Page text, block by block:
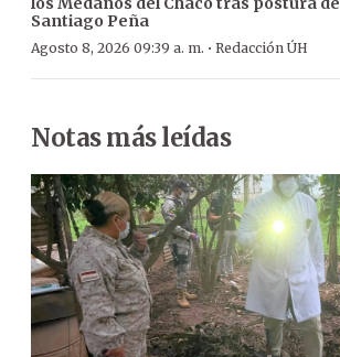
Santiago Peña
Agosto 8, 2026 09:39 a. m. · Redacción ÚH
Notas más leídas